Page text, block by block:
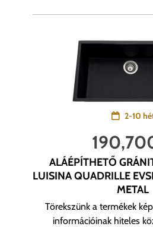
2-10
ALÁÉPÍTHETŐ
LUISINA QUADRILLE
METAL
Törekszünk a termékek
információinak hiteles